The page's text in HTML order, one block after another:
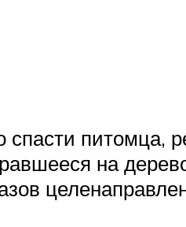
спасти
на